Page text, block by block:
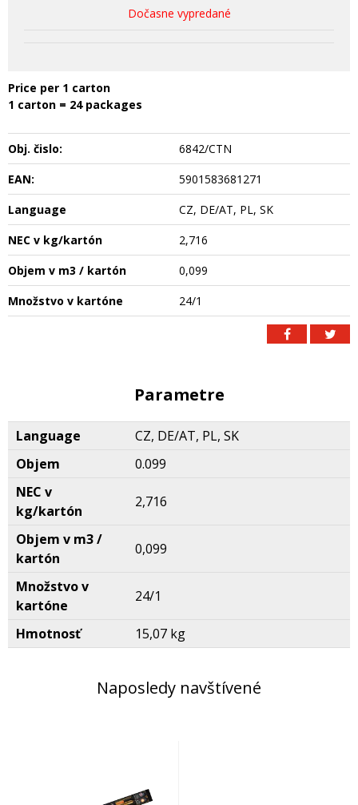
Dočasne vypredané
Price per 1 carton
1 carton = 24 packages
Obj. čislo:
6842/CTN
EAN:
5901583681271
Language
CZ, DE/AT, PL, SK
NEC v kg/kartón
2,716
Objem v m3 / kartón
0,099
Množstvo v kartóne
24/1
Parametre
Language
CZ, DE/AT, PL, SK
Objem
0.099
NEC v
kg/kartón
2,716
Objem v m3 /
kartón
0,099
Množstvo v
kartóne
24/1
Hmotnosť 15,07 kg
Naposledy navštívené